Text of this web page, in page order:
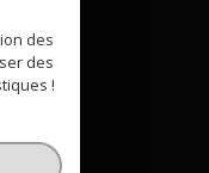
des
des
!